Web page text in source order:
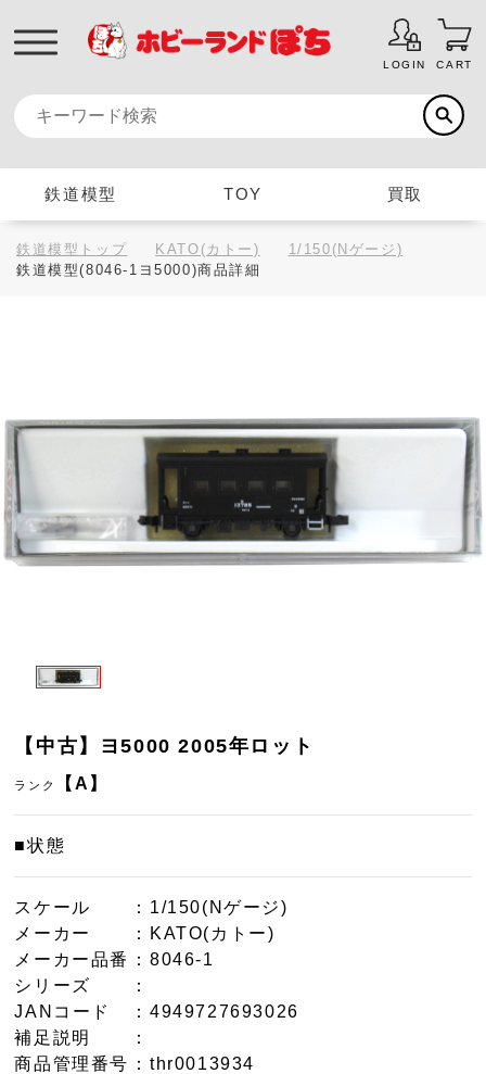
LOGIN CART
鉄道模型 TOY 買取
鉄道模型トップ KATO(カトー)
1/150(Nゲージ)
鉄道模型(8046-1ヨ5000)商品詳細
【中古】ヨ5000 2005年ロット
ランク 【A】
■状態
スケール
：1/150(Nゲージ)
メーカー
：KATO(カトー)
メーカー品番
：8046-1
シリーズ
：
JANコード
：4949727693026
補足説明
：
商品管理番号 ：thr0013934